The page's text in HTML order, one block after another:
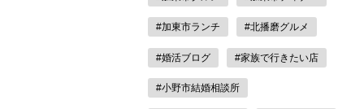
#加東市ランチ #北播磨グルメ
#婚活ブログ #家族で行きたい店
#小野市結婚相談所